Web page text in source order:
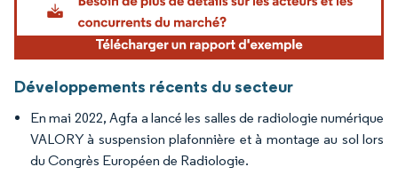
Développements récents du secteur
En mai 2022, Agfa a lancé les salles de radiologie numérique
VALORY à suspension plafonnière et à montage au sol lors
du Congrès Européen de Radiologie.